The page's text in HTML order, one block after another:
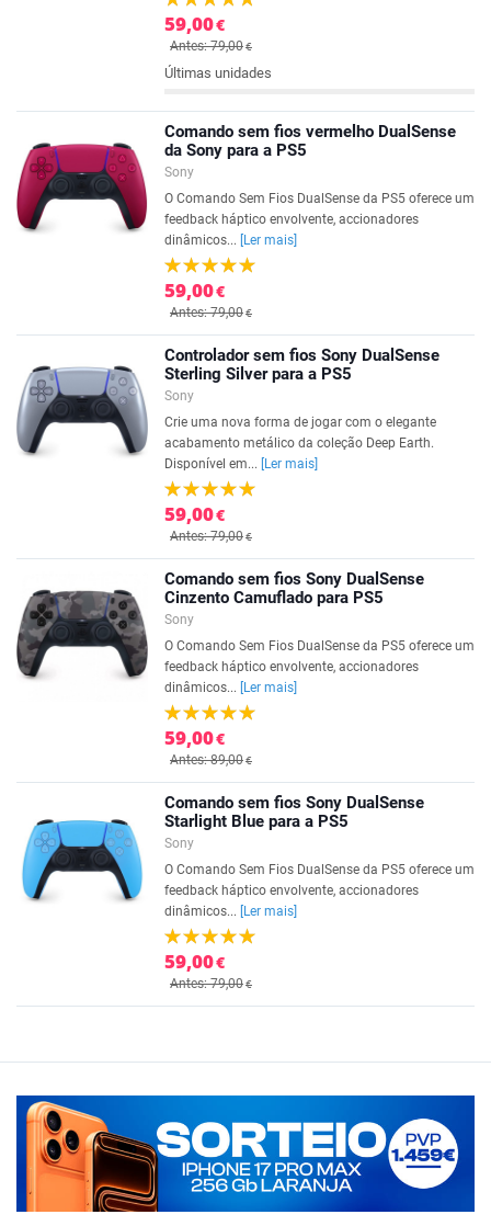
59,00€
Antes: 79,00€
Últimas unidades
Comando sem fios vermelho DualSense
da Sony para a PS5
Sony
O Comando Sem Fios DualSense da PS5 oferece um
feedback háptico envolvente, accionadores
dinâmicos...
[Ler mais]
59,00€
Antes: 79,00€
Controlador sem fios Sony DualSense
Sterling Silver para a PS5
Sony
Crie uma nova forma de jogar com o elegante
acabamento metálico da coleção Deep Earth.
Disponível em...
[Ler mais]
59,00€
Antes: 79,00€
Comando sem fios Sony DualSense
Cinzento Camuflado para PS5
Sony
O Comando Sem Fios DualSense da PS5 oferece um
feedback háptico envolvente, accionadores
dinâmicos...
[Ler mais]
59,00€
Antes: 89,00€
Comando sem fios Sony DualSense
Starlight Blue para a PS5
Sony
O Comando Sem Fios DualSense da PS5 oferece um
feedback háptico envolvente, accionadores
dinâmicos...
[Ler mais]
59,00€
Antes: 79,00€